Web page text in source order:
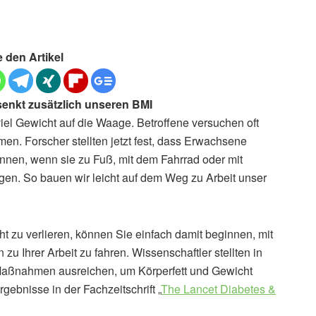
den Artikel
zusätzlich unseren BMI
Gewicht auf die Waage. Betroffene versuchen oft
Forscher stellten jetzt fest, dass Erwachsene
wenn sie zu Fuß, mit dem Fahrrad oder mit
So bauen wir leicht auf dem Weg zu Arbeit unser
zu verlieren, können Sie einfach damit beginnen, mit
Ihrer Arbeit zu fahren. Wissenschaftler stellten in
ausreichen, um Körperfett und Gewicht
in der Fachzeitschrift „The Lancet Diabetes &